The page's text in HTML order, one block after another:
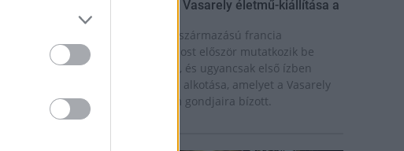
zínekben élt élet - Claire Vasarely életmű-kiállítása a
Múzeum Galériában
Claire Vasarely, a magyar származású francia
alkotóművész életműve most először mutatkozik be
önállóan Magyarországon, és ugyancsak első ízben
látható együtt valamennyi alkotása, amelyet a Vasarely
házaspár a pécsi múzeum gondjaira bízott.